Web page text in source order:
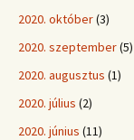
2020. október(3)
2020. szeptember(5)
2020. augusztus (1)
2020. július (2)
2020. június (11)